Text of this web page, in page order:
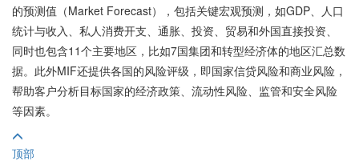
的预测值（Market Forecast），包括关键宏观预测，如GDP、人口
统计与收入、私人消费开支、通胀、投资、贸易和外国直接投资、
同时也包含11个主要地区，比如7国集团和转型经济体的地区汇总数
据。此外MIF还提供各国的风险评级，即国家信贷风险和商业风险，
帮助客户分析目标国家的经济政策、流动性风险、监管和安全风险
等因素。
顶部